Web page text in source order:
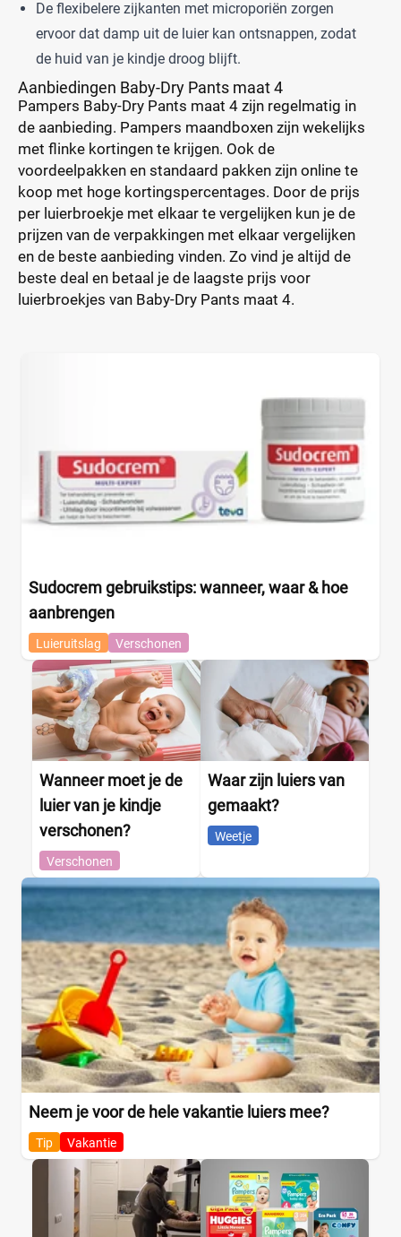
De flexibelere zijkanten met microporiën zorgen
ervoor dat damp uit de luier kan ontsnappen, zodat
de huid van je kindje droog blijft.
Aanbiedingen Baby-Dry Pants maat 4
Pampers Baby-Dry Pants maat 4 zijn regelmatig in
de aanbieding. Pampers maandboxen zijn wekelijks
met flinke kortingen te krijgen. Ook de
voordeelpakken en standaard pakken zijn online te
koop met hoge kortingspercentages. Door de prijs
per luierbroekje met elkaar te vergelijken kun je de
prijzen van de verpakkingen met elkaar vergelijken
en de beste aanbieding vinden. Zo vind je altijd de
beste deal en betaal je de laagste prijs voor
luierbroekjes van Baby-Dry Pants maat 4.
Sudocrem gebruikstips: wanneer, waar & hoe
aanbrengen
Luieruitslag Verschonen
Wanneer moet je de
luier van je kindje
verschonen?
Verschonen
Waar zijn luiers van
gemaakt?
Weetje
Neem je voor de hele vakantie luiers mee?
Tip Vakantie